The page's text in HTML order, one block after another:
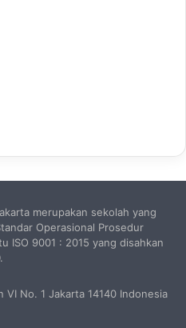
merupakan sekolah yang
Operasional Prosedur
ISO 9001 : 2015 yang disahkan
VI No. 1 Jakarta 14140 Indonesia